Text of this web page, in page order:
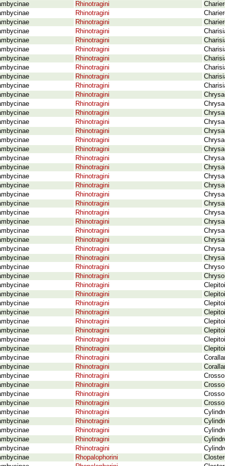
Rhinotragini
Rhinotragini
Rhinotragini
Rhinotragini
Rhinotragini
Rhinotragini
Rhinotragini
Rhinotragini
Rhinotragini
Rhinotragini
Rhinotragini
Rhinotragini
Rhinotragini
Rhinotragini
Rhinotragini
Rhinotragini
Rhinotragini
Rhinotragini
Rhinotragini
Rhinotragini
Rhinotragini
Rhinotragini
Rhinotragini
Rhinotragini
Rhinotragini
Rhinotragini
Rhinotragini
Rhinotragini
Rhinotragini
Rhinotragini
Rhinotragini
Rhinotragini
Rhinotragini
Rhinotragini
Rhinotragini
Rhinotragini
Rhinotragini
Rhinotragini
Rhinotragini
Rhinotragini
Rhinotragini
Rhinotragini
Rhinotragini
Rhinotragini
Rhinotragini
Rhinotragini
Rhinotragini
Rhinotragini
Rhinotragini
Rhinotragini
Rhopalophorini